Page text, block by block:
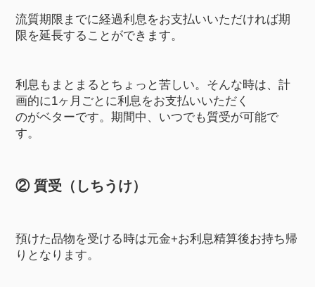
流質期限までに経過利息をお支払いいただければ期
限を延長することができます。
利息もまとまるとちょっと苦しい。そんな時は、計
画的に1ヶ月ごとに利息をお支払いいただく
のがベターです。期間中、いつでも質受が可能で
す。
② 質受（しちうけ）
預けた品物を受ける時は元金+お利息精算後お持ち帰
りとなります。